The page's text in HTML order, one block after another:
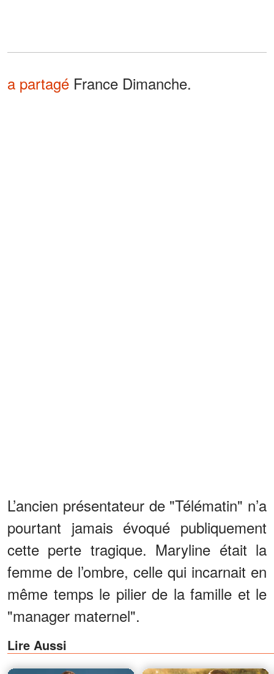
a partagé France Dimanche.
L’ancien présentateur de "Télématin" n’a
pourtant jamais évoqué publiquement
cette perte tragique. Maryline était la
femme de l’ombre, celle qui incarnait en
même temps le pilier de la famille et le
"manager maternel".
Lire Aussi